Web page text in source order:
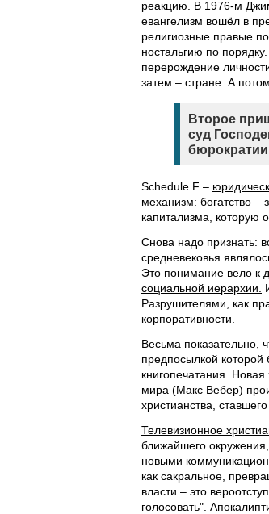
реакцию. В 1976-м
евангелизм вошёл в
религиозные правые
ностальгию по
перерождение
затем – стране. А
Второе
суд
Schedule F –
механизм: богатство –
капитализма, которую
Снова надо признать:
средневековья
Это понимание вело к
социальной иерархии.
Разрушителями, как
корпоративности.
Весьма показательно,
предпосылкой
книгопечатания.
мира (Макс Вебер)
христианства,
Телевизионное
ближайшего
новыми
как сакральное,
власти – это
голосовать".